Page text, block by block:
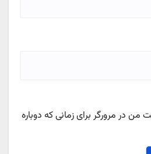
من در مرورگر برای زمانی که دوباره